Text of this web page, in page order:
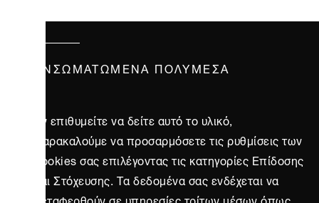
ΕΝΣΩΜΑΤΩΜΈΝΑ ΠΟΛΥΜΈΣΑ
Αν επιθυμείτε να δείτε αυτό το υλικό,
παρακαλούμε να προσαρμόσετε τις ρυθμίσεις των
cookies σας επιλέγοντας τις κατηγορίες Επίδοσης
και Στόχευσης. Τα δεδομένα σας ενδέχεται να